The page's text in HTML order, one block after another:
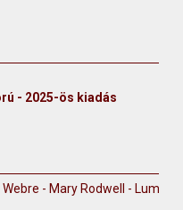
- 2025-ös kiadás
- Mary Rodwell - Lumari